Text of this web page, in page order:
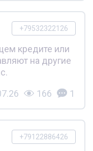
+79532322126
кредите или
на другие
166 1
+79122886426